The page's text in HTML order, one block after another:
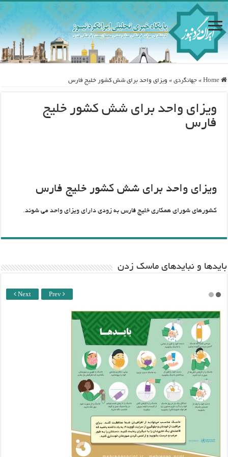
Home
» جهانگردی » ویزای واحد برای شش کشور خلیج فارس
ویزای واحد برای شش کشور خلیج
فارس
ویزای واحد برای شش کشور خلیج فارس
کشورهای شورای همکاری خلیج فارس به زودی دارای ویزای واحد می شوند.
باید‌ها و نبایدهای ماسک زدن
Next Prev